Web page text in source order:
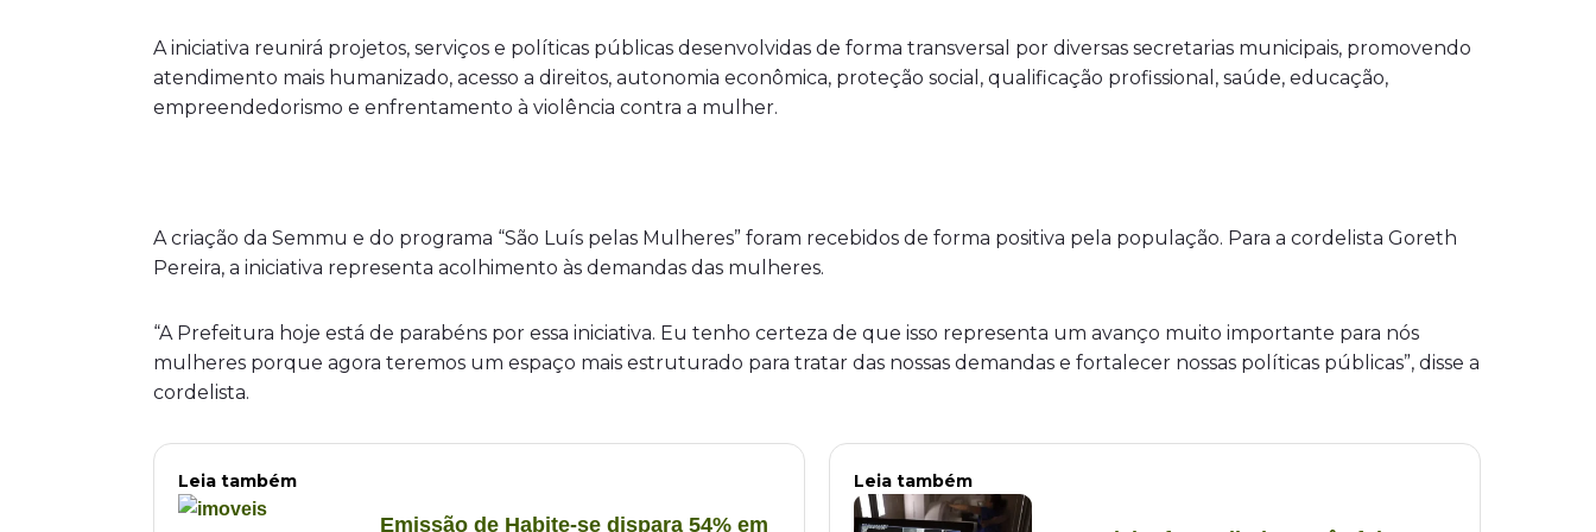
A iniciativa reunirá projetos, serviços e políticas públicas desenvolvidas de forma transversal por diversas secretarias municipais, promovendo
atendimento mais humanizado, acesso a direitos, autonomia econômica, proteção social, qualificação profissional, saúde, educação,
empreendedorismo e enfrentamento à violência contra a mulher.
A criação da Semmu e do programa “São Luís pelas Mulheres” foram recebidos de forma positiva pela população. Para a cordelista Goreth
Pereira, a iniciativa representa acolhimento às demandas das mulheres.
“A Prefeitura hoje está de parabéns por essa iniciativa. Eu tenho certeza de que isso representa um avanço muito importante para nós
mulheres porque agora teremos um espaço mais estruturado para tratar das nossas demandas e fortalecer nossas políticas públicas”, disse a
cordelista.
Leia também
Emissão de Habite-se dispara 54% em
Leia também